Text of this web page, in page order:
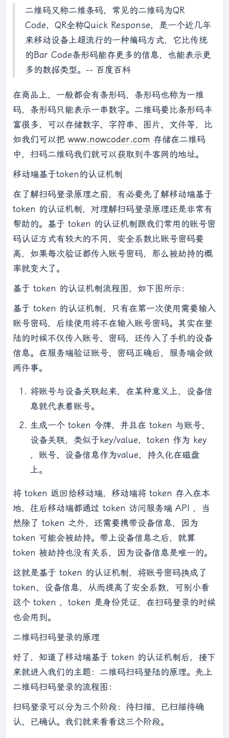
二维码又称二维条码，常见的二维码为QR
Code，QR全称Quick Response，是一个近几年
来移动设备上超流行的一种编码方式，它比传统
的Bar Code条形码能存更多的信息，也能表示更
多的数据类型。-- 百度百科
在商品上，一般都会有条形码，条形码也称为一维
码，条形码只能表示一串数字。二维码要比条形码丰
富很多，可以存储数字、字符串、图片、文件等，比
如我们可以把 www.nowcoder.com 存储在二维码
中，扫码二维码我们就可以获取到牛客网的地址。
移动端基于token的认证机制
在了解扫码登录原理之前，有必要先了解移动端基于
token 的认证机制，对理解扫码登录原理还是非常有
帮助的。基于 token 的认证机制跟我们常用的账号密
码认证方式有较大的不同，安全系数比账号密码要
高，如果每次验证都传入账号密码，那么被劫持的概
率就变大了。
基于 token 的认证机制流程图，如下图所示：
基于 token 的认证机制，只有在第一次使用需要输入
账号密码，后续使用将不在输入账号密码。其实在登
陆的时候不仅传入账号、密码，还传入了手机的设备
信息。在服务端验证账号、密码正确后，服务端会做
两件事。
将账号与设备关联起来，在某种意义上，设备信
息就代表着账号。
生成一个 token 令牌，并且在 token 与账号、
设备关联，类似于key/value，token 作为 key
，账号、设备信息作为value，持久化在磁盘
上。
将 token 返回给移动端，移动端将 token 存入在本
地，往后移动端都通过 token 访问服务端 API ，当
然除了 token 之外，还需要携带设备信息，因为
token 可能会被劫持。带上设备信息之后，就算
token 被劫持也没有关系，因为设备信息是唯一的。
这就是基于 token 的认证机制，将账号密码换成了
token、设备信息，从而提高了安全系数，可别小看
这个 token ，token 是身份凭证，在扫码登录的时候
也会用到。
二维码扫码登录的原理
好了，知道了移动端基于 token 的认证机制后，接下
来就进入我们的主题：二维码扫码登陆的原理。先上
二维码扫码登录的流程图：
扫码登录可以分为三个阶段：待扫描、已扫描待确
认、已确认。我们就来看看这三个阶段。